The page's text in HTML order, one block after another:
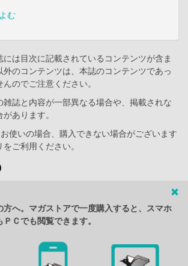
む
は目次に記載されているコンテンツが含ま
外のコンテンツは、本誌のコンテンツであっ
のでご注意ください。
誌と内容が一部異なる場合や、掲載されな
あります。
使いの場合、購入できない場合がございます
ご利用ください。
方へ。マガストアで一度購入すると、スマホ
Ｃでも閲覧できます。